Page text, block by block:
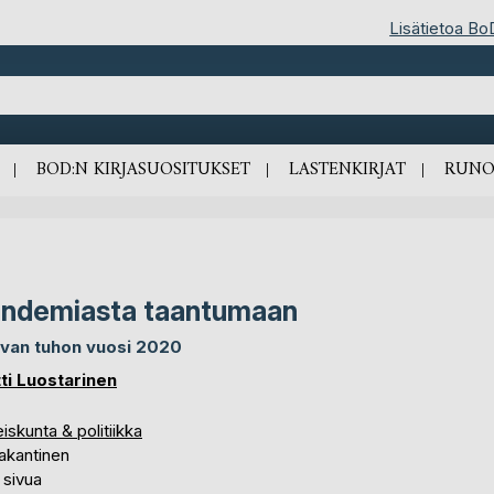
Lisätietoa
BOD:N KIRJASUOSITUKSET LASTENKIRJAT
taantumaan
tuhon vuosi 2020
Luostarinen
& politiikka